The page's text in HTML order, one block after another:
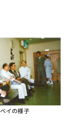
イの様子